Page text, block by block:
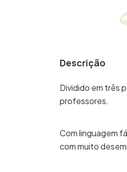
Descrição
Dividido em três
professores.
Com linguagem
com muito